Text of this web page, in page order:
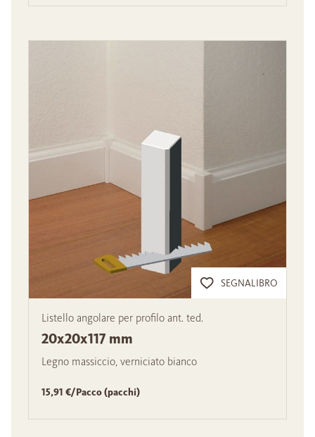
SEGNALIBRO
Listello angolare per profilo ant. ted.
20x20x117 mm
Legno massiccio, verniciato bianco
15,91 €/Pacco (pacchi)